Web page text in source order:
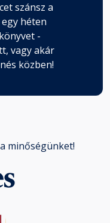
szánsz a
héten
-
vagy akár
közben!
minőségünket!